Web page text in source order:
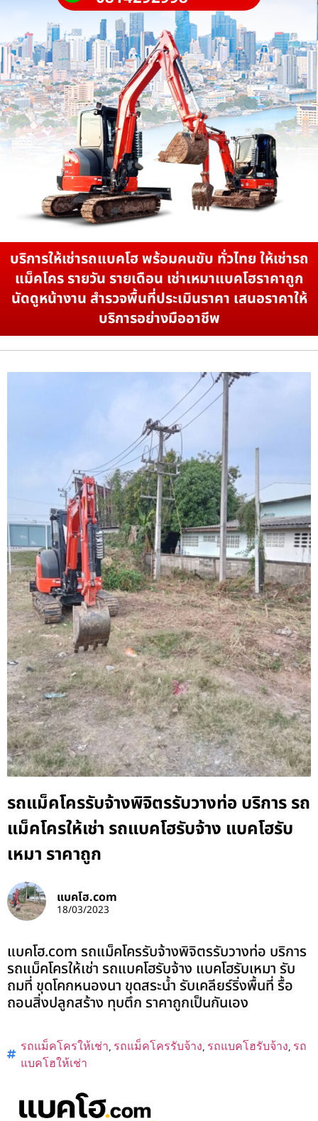
บริการให้เช่ารถแบคโฮ พร้อมคนขับ ทั่วไทย ให้เช่ารถ
แม็คโคร รายวัน รายเดือน เช่าเหมาแบคโฮราคาถูก
นัดดูหน้างาน สำรวจพื้นที่ประเมินราคา เสนอราคาให้
บริการอย่างมืออาชีพ
รถแม็คโครรับจ้างพิจิตรรับวางท่อ บริการ รถ
แม็คโครให้เช่า รถแบคโฮรับจ้าง แบคโฮรับ
เหมา ราคาถูก
แบคโฮ.com
18/03/2023
แบคโฮ.com รถแม็คโครรับจ้างพิจิตรรับวางท่อ บริการ
รถแม็คโครให้เช่า รถแบคโฮรับจ้าง แบคโฮรับเหมา รับ
ถมที่ ขุดโคกหนองนา ขุดสระน้ำ รับเคลียร์ริ่งพื้นที่ รื้อ
ถอนสิ่งปลูกสร้าง ทุบตึก ราคาถูกเป็นกันเอง
รถแม็คโครให้เช่า, รถแม็คโครรับจ้าง, รถแบคโฮรับจ้าง, รถ
แบคโฮให้เช่า